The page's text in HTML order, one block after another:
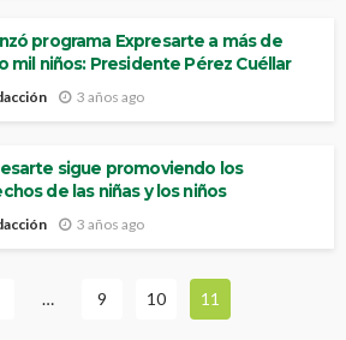
programa Expresarte a más de
mil niños: Presidente Pérez Cuéllar
3 años ago
sigue promoviendo los
de las niñas y los niños
3 años ago
… 9 10 11